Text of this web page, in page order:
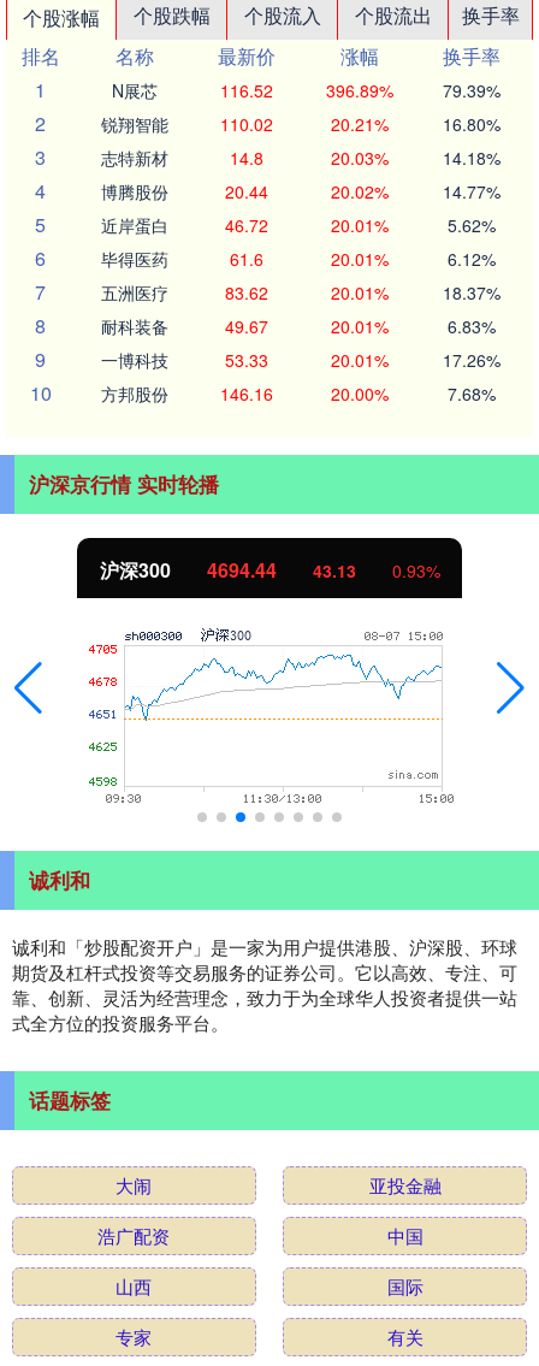
个股涨幅 个股跌幅 个股流入 个股流出
换手率
排名
名称 最新价 涨幅
换手率
1
N展芯 116.52 396.89% 79.39%
2 锐翔智能 110.02 20.21% 16.80%
3 志特新材 14.8 20.03% 14.18%
4 博腾股份 20.44 20.02% 14.77%
5 近岸蛋白 46.72 20.01% 5.62%
6 毕得医药 61.6 20.01% 6.12%
7 五洲医疗 83.62 20.01% 18.37%
8 耐科装备 49.67 20.01% 6.83%
9 一博科技 53.33 20.01% 17.26%
10 方邦股份 146.16 20.00% 7.68%
沪深京行情 实时轮播
沪深300 4694.44 43.13 0.93%
诚利和
诚利和「炒股配资开户」是一家为用户提供港股、沪深股、环球
期货及杠杆式投资等交易服务的证券公司。它以高效、专注、可
靠、创新、灵活为经营理念，致力于为全球华人投资者提供一站
式全方位的投资服务平台。
话题标签
大闹
亚投金融
浩广配资
中国
山西
国际
专家
有关